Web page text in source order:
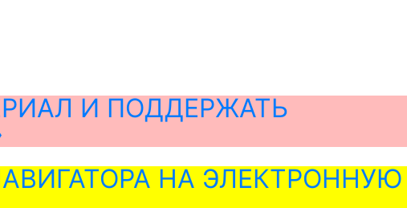
И ПОДДЕРЖАТЬ
НА ЭЛЕКТРОННУЮ